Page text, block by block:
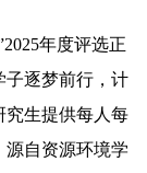
年度评选正
子逐梦前行，计
究生提供每人每
源自资源环境学